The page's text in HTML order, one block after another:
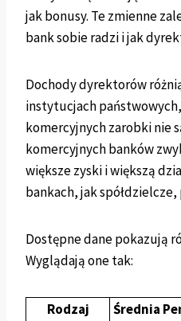
jak bonusy. Te zmienne
bank sobie radzi i jak
Dochody dyrektorów
instytucjach
komercyjnych zarobki nie
komercyjnych banków
większe zyski i większą
bankach, jak spółdzielcze,
Dostępne dane pokazują
Wyglądają one tak:
Rodzaj
Średnia